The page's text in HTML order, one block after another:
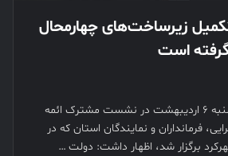
زیرساخت‌های چهارمحال
است
احمد راستینه روز چهارشنبه ۶ اردیبهشت در نشست مشترک ائمه
فرمانداران و نمایندگان استان که در
برگزار شد، اظهار داشت: دولت …